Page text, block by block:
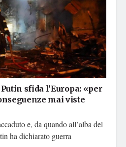
sfida l’Europa: «per
mai viste
e, da quando all’alba del
ha dichiarato guerra